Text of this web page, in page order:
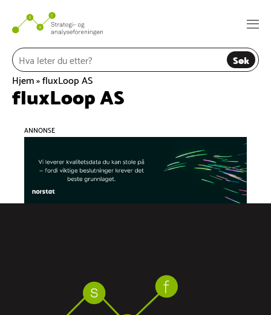
innhold
Søk
Hjem»fluxLoop AS
fluxLoop AS
ANNONSE